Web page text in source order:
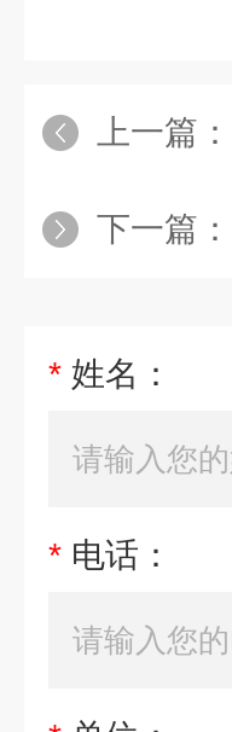
上一篇：
下一篇：
* 姓名：
* 电话：